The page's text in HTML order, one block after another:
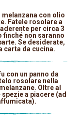
con olio
Fatele rosolare a
per circa 3
non saranno
Se desiderate,
carta da cucina.
con un panno da
rosolare nella
Oltre al
a piacere (ad